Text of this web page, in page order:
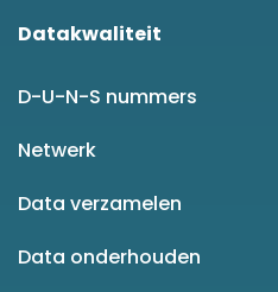
Datakwaliteit
D-U-N-S nummers
Netwerk
Data verzamelen
Data onderhouden